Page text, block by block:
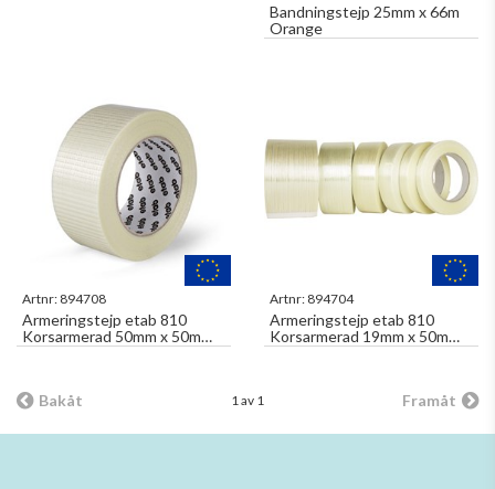
Bandningstejp 25mm x 66m
Orange
Artnr: 894708
Armeringstejp etab 810
Korsarmerad 50mm x 50m
Transparent
Artnr: 894704
Armeringstejp etab 810
Korsarmerad 19mm x 50m
Transparent
Bakåt 1 av 1 Framåt